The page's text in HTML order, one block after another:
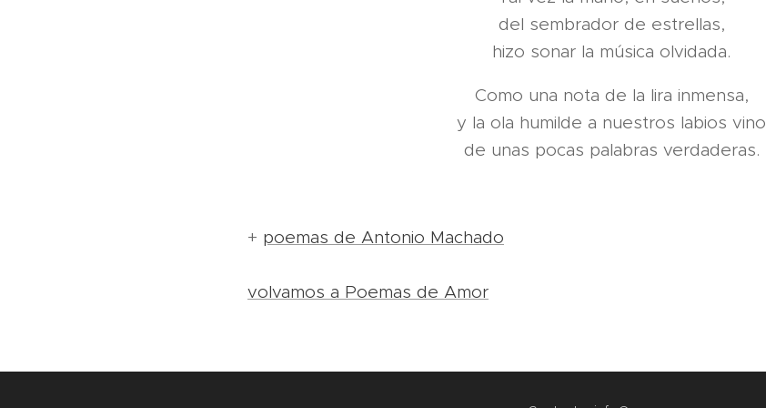
del sembrador de estrellas,
hizo sonar la música olvidada.
Como una nota de la lira inmensa,
y la ola humilde a nuestros labios vino
de unas pocas palabras verdaderas.
+ poemas de Antonio Machado
volvamos a Poemas de Amor